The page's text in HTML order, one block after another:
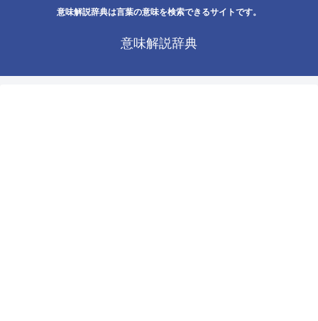
意味解説辞典は言葉の意味を検索できるサイトです。
意味解説辞典